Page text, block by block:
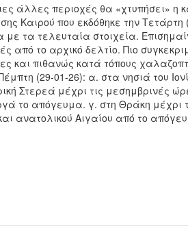
άλλες περιοχές θα «χτυπήσει» η
Καιρού που εκδόθηκε την Τετάρτη
τα τελευταία στοιχεία.
από το αρχικό δελτίο. Πιο
και πιθανώς κατά τόπους
(29-01-26): α. στα νησιά του
Στερεά μέχρι τις μεσημβρινές
το απόγευμα. γ. στη Θράκη μέχρι
ανατολικού Αιγαίου από το